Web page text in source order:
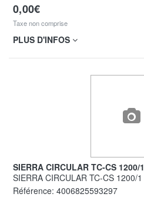
0,00€
Taxe non comprise
PLUS D'INFOS
SIERRA CIRCULAR TC-CS 1200/
SIERRA CIRCULAR TC-CS 1200/1
Référence: 4006825593297